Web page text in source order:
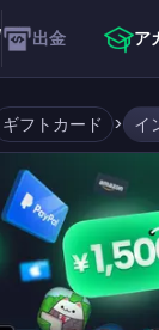
出金 ア
ギフトカード >